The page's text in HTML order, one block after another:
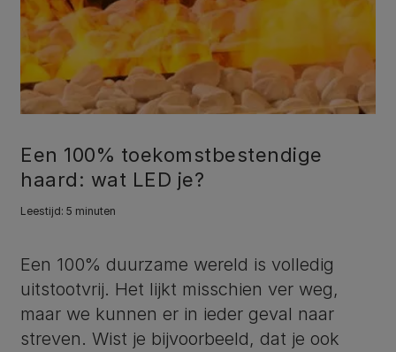
Een 100% toekomstbestendige
haard: wat LED je?
Leestijd: 5 minuten
Een 100% duurzame wereld is volledig
uitstootvrij. Het lijkt misschien ver weg,
maar we kunnen er in ieder geval naar
streven. Wist je bijvoorbeeld, dat je ook